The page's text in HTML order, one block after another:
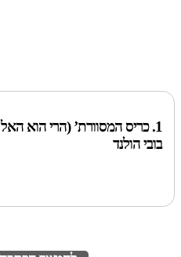
1. כריס המסוורת’ (הרי הוא
בובי הולנד